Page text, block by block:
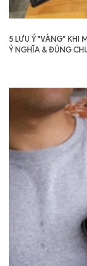
5 LƯU Ý "VÀNG" KHI
Ý NGHĨA & ĐÚNG